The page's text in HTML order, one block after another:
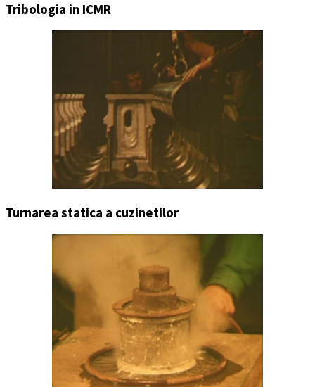
Tribologia in ICMR
Turnarea statica a cuzinetilor